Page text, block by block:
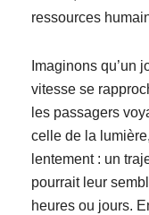
ressources
Imaginons qu’un
vitesse se
les passagers
celle de la
lentement : un
pourrait leur
heures ou jours.